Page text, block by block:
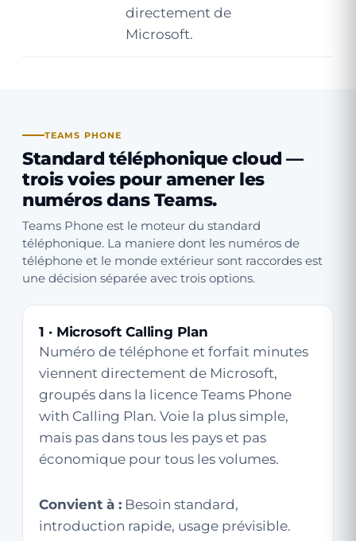
directement de
Microsoft.
TEAMS PHONE
Standard téléphonique cloud —
trois voies pour amener les
numéros dans Teams.
Teams Phone est le moteur du standard
téléphonique. La maniere dont les numéros de
téléphone et le monde extérieur sont raccordes est
une décision séparée avec trois options.
1 · Microsoft Calling Plan
Numéro de téléphone et forfait minutes
viennent directement de Microsoft,
groupés dans la licence Teams Phone
with Calling Plan. Voie la plus simple,
mais pas dans tous les pays et pas
économique pour tous les volumes.
Convient à : Besoin standard,
introduction rapide, usage prévisible.